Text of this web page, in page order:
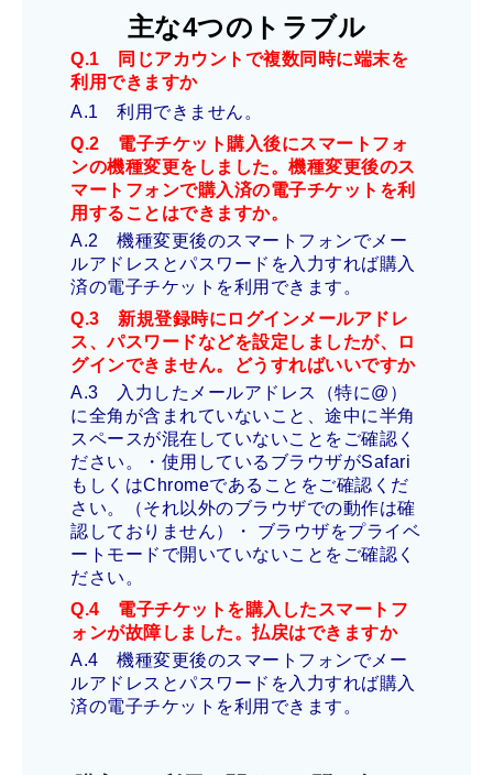
主な4つのトラブル
Q.1 同じアカウントで複数同時に端末を
利用できますか
A.1 利用できません。
Q.2 電子チケット購入後にスマートフォ
ンの機種変更をしました。機種変更後のス
マートフォンで購入済の電子チケットを利
用することはでき ますか。
A.2 機種変更後のスマートフォンでメー
ルアドレスとパスワードを入力すれば購入
済の電子チケットを利用できます。
Q.3 新規登録時にログインメールアドレ
ス、パスワードなどを設定しましたが、ロ
グインできません。どうすればいいですか
A.3 入力したメールアドレス（特に@）
に全角が含まれていないこと、途中に半角
スペースが混在していないことをご確認く
ださい。・使用しているブラウザがSafari
もしくはChromeであることをご確認くだ
さい。（それ以外のブラウザでの動作は確
認しておりません）・ ブラウザをプライベ
ートモードで開いていないことをご確認く
ださい。
Q.4 電子チケットを購入したスマートフ
ォンが故障しました。払戻はでき ますか
A.4 機種変更後のスマートフォンでメー
ルアドレスとパスワードを入力すれば購入
済の電子チケットを利用できます。